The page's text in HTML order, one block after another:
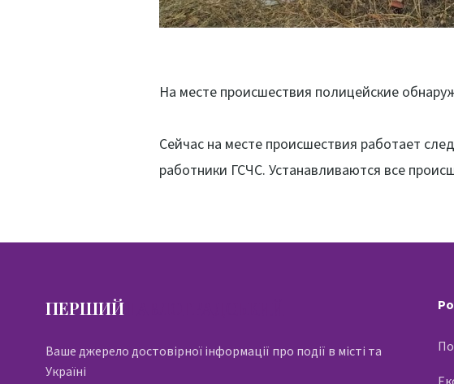
На месте происшествия полицейские
Сейчас на месте происшествия работает
работники ГСЧС. Устанавливаются все
ПЕРШИЙ
Ваше джерело достовірної інформації про події в місті та
Україні